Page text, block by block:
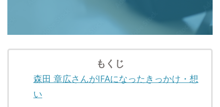
もくじ
森​田​ ​章​広さんがIFAになったきっかけ・想
い